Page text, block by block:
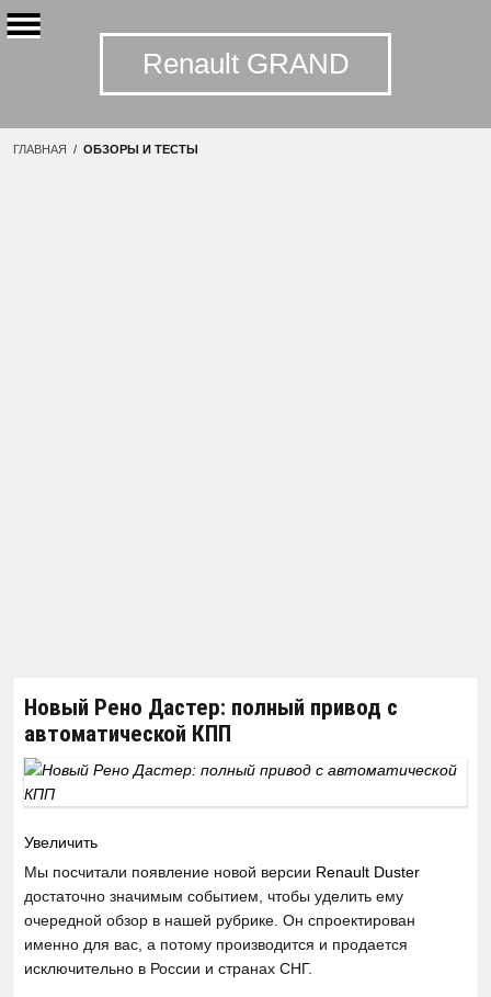
Renault GRAND
ГЛАВНАЯ / ОБЗОРЫ И ТЕСТЫ
Новый Рено Дастер: полный привод с
автоматической КПП
Увеличить
Мы посчитали появление новой версии Renault Duster
достаточно значимым событием, чтобы уделить ему
очередной обзор в нашей рубрике. Он спроектирован
именно для вас, а потому производится и продается
исключительно в России и странах СНГ.